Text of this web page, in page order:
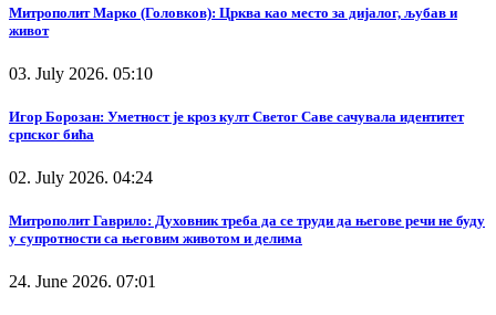
Митрополит Марко (Головков): Црква као место за дијалог, љубав и
живот
03. July 2026. 05:10
Игор Борозан: Уметност је кроз култ Светог Саве сачувала идентитет
српског бића
02. July 2026. 04:24
Митрополит Гаврило: Духовник треба да се труди да његове речи не буду
у супротности са његовим животом и делима
24. June 2026. 07:01